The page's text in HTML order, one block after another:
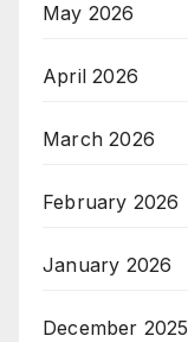
May 2026
April 2026
March 2026
February 2026
January 2026
December 2025